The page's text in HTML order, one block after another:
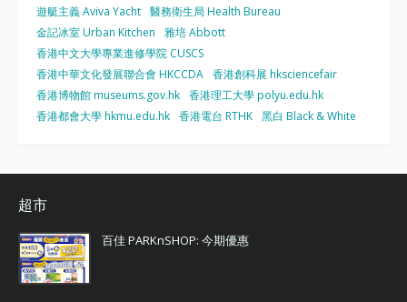
遊艇主義 Aviva Yacht 醫務衛生局 Health Bureau
金記冰室 Urban Kitchen
雅培 Abbott
香港中文大學專業進修學院 CUSCS
香港中華文化發展聯合會 HKCCDA 香港創科展 hksciencefair
香港博物館 museums.gov.hk 香港理工大學 polyu.edu.hk
香港都會大學 hkmu.edu.hk 香港電台 RTHK 黑白 Black & White
超市
百佳 PARKnSHOP: 今期優惠